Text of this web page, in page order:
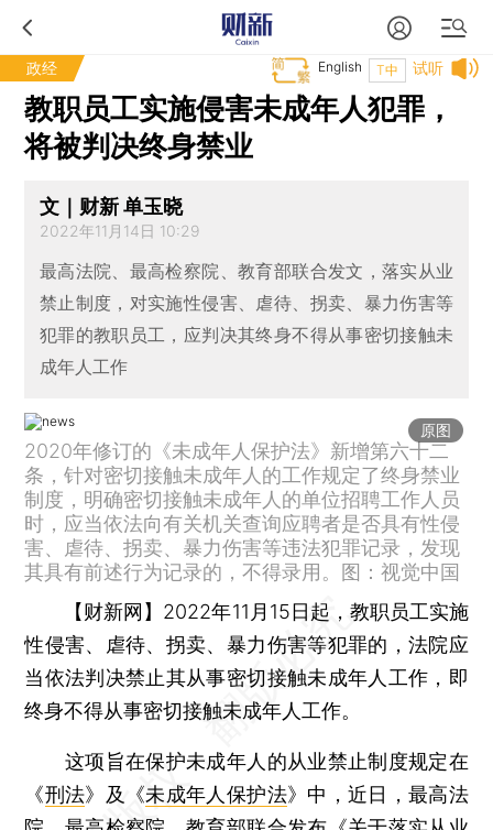
政经 试听
T中
English
教职员工实施侵害未成年人犯罪，
将被判决终身禁业
文｜财新 单玉晓
2022年11月14日 10:29
最高法院、最高检察院、教育部联合发文，落实从业
禁止制度，对实施性侵害、虐待、拐卖、暴力伤害等
犯罪的教职员工，应判决其终身不得从事密切接触未
成年人工作
原图
2020年修订的《未成年人保护法》新增第六十二
条，针对密切接触未成年人的工作规定了终身禁业
制度，明确密切接触未成年人的单位招聘工作人员
时，应当依法向有关机关查询应聘者是否具有性侵
害、虐待、拐卖、暴力伤害等违法犯罪记录，发现
其具有前述行为记录的，不得录用。图：视觉中国
【财新网】 2022年11月15日起，教职员工实施
性侵害、虐待、拐卖、暴力伤害等犯罪的，法院应
当依法判决禁止其从事密切接触未成年人工作，即
终身不得从事密切接触未成年人工作。
这项旨在保护未成年人的从业禁止制度规定在
《刑法》及《未成年人保护法》中，近日，最高法